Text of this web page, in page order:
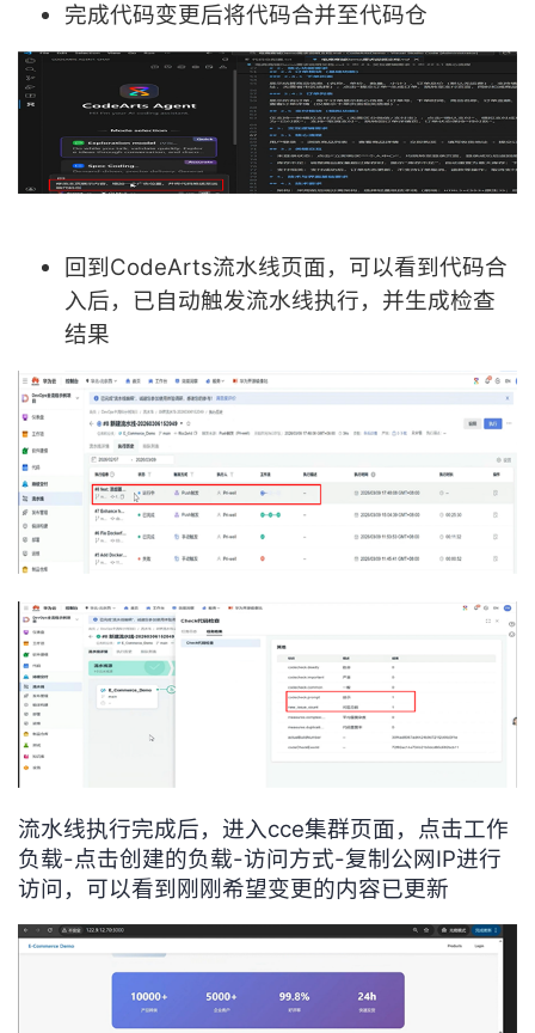
完成代码变更后将代码合并至代码仓
回到CodeArts流水线页面，可以看到代码合
入后，已自动触发流水线执行，并生成检查
结果
流水线执行完成后，进入cce集群页面，点击工作
负载-点击创建的负载-访问方式-复制公网IP进行
访问，可以看到刚刚希望变更的内容已更新